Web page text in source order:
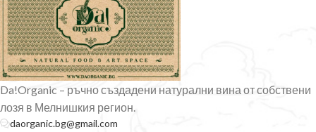
Da!Organic – ръчно създадени натурални вина от собствени
лозя в Мелнишкия регион.
daorganic.bg@gmail.com